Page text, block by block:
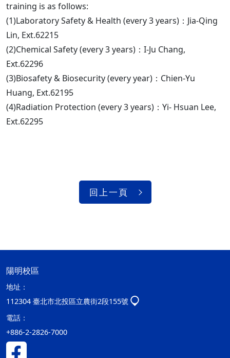
training is as follows:
(1)Laboratory Safety & Health (every 3 years)：Jia-Qing
Lin, Ext.62215
(2)Chemical Safety (every 3 years)：I-Ju Chang,
Ext.62296
(3)Biosafety & Biosecurity (every year)：Chien-Yu
Huang, Ext.62195
(4)Radiation Protection (every 3 years)：Yi- Hsuan Lee,
Ext.62295
回上一頁
陽明校區
地址：
112304 臺北市北投區立農街2段155號
電話：
+886-2-2826-7000